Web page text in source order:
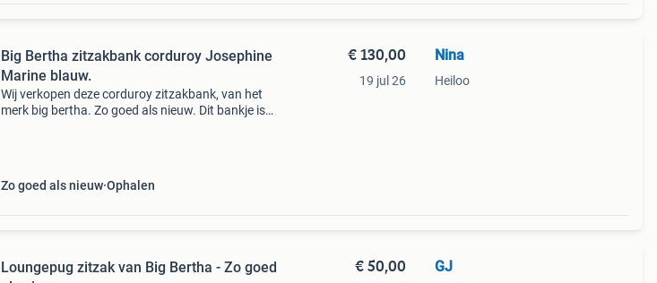
Big Bertha zitzakbank corduroy Josephine
Marine blauw.
Wij verkopen deze corduroy zitzakbank, van het
merk big bertha. Zo goed als nieuw. Dit bankje is
Zo goed als nieuw Ophalen
€ 130,00
19 jul 26
Nina
Heiloo
Loungepug zitzak van Big Bertha - Zo goed
€ 50,00 GJ